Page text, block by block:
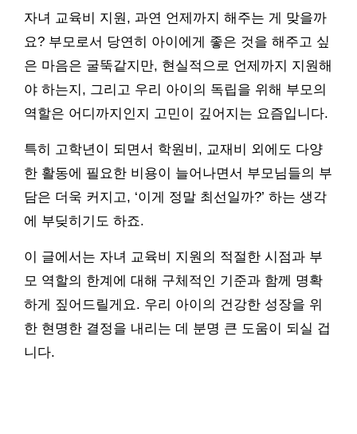
자녀 교육비 지원, 과연 언제까지 해주는 게 맞을까
요? 부모로서 당연히 아이에게 좋은 것을 해주고 싶
은 마음은 굴뚝같지만, 현실적으로 언제까지 지원해
야 하는지, 그리고 우리 아이의 독립을 위해 부모의
역할은 어디까지인지 고민이 깊어지는 요즘입니다.
특히 고학년이 되면서 학원비, 교재비 외에도 다양
한 활동에 필요한 비용이 늘어나면서 부모님들의 부
담은 더욱 커지고, ‘이게 정말 최선일까?’ 하는 생각
에 부딪히기도 하죠.
이 글에서는 자녀 교육비 지원의 적절한 시점과 부
모 역할의 한계에 대해 구체적인 기준과 함께 명확
하게 짚어드릴게요. 우리 아이의 건강한 성장을 위
한 현명한 결정을 내리는 데 분명 큰 도움이 되실 겁
니다.